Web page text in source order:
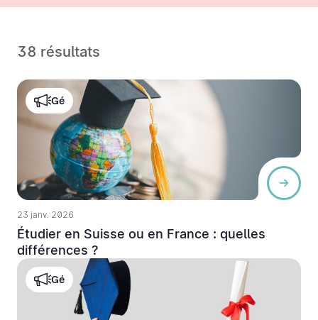
38 résultats
Gé
23 janv. 2026
Étudier en Suisse ou en France : quelles
différences ?
Gé